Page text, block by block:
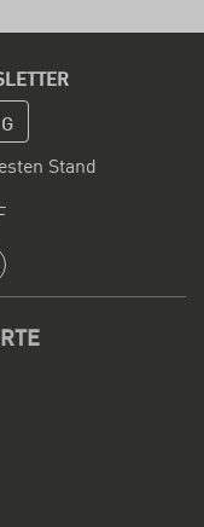
Stand